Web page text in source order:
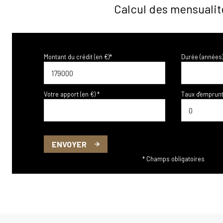
Calcul des
Montant du crédit (en €)* Durée
Votre apport (en €) * Taux
ENVOYER
* Champs obligatoires